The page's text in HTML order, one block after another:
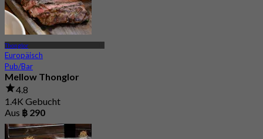
Thonglor
Europäisch
Pub/Bar
Mellow Thonglor
4.8
1.4K Gebucht
Aus ฿ 290